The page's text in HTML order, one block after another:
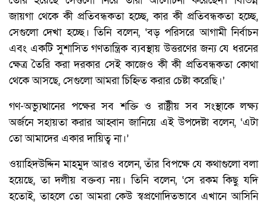
জায়গা থেকে কী প্রতিবন্ধকতা হচ্ছে, কার কী প্রতিবন্ধকতা হচ্ছে,
সেগুলো দেখা হচ্ছে। তিনি বলেন, ‘বড় পরিসরে আগামী নির্বাচন
এবং একটি সুশাসিত গণতান্ত্রিক ব্যবস্থায় উত্তরণের জন্য যে ধরনের
ক্ষেত্র তৈরি করা দরকার সেই কাজেও কী কী প্রতিবন্ধকতা কোথা
থেকে আসছে, সেগুলো আমরা চিহ্নিত করার চেষ্টা করেছি।’
গণ-অভ্যুত্থানের পক্ষের সব শক্তি ও রাষ্ট্রীয় সব সংস্থাকে লক্ষ্য
অর্জনে সহায়তা করার আহ্বান জানিয়ে এই উপদেষ্টা বলেন, ‘এটা
তো আমাদের একার দায়িত্ব না।’
ওয়াহিদউদ্দিন মাহমুদ আরও বলেন, তাঁর বিপক্ষে যে কথাগুলো বলা
হয়েছে, তা দলীয় বক্তব্য নয়। তিনি বলেন, ‘সে রকম কিছু যদি
হতোই, তাহলে তো আমরা কেউ স্বপ্রণোদিতভাবে এখানে আসিনি